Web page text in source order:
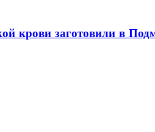
крови заготовили в